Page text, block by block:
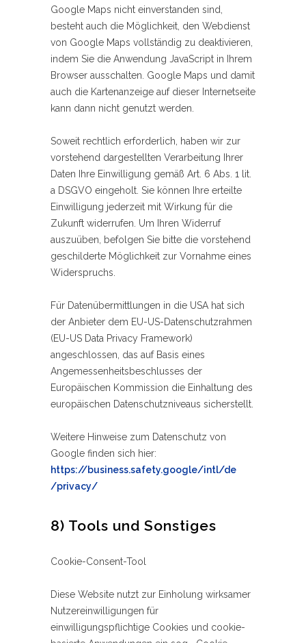
Google Maps nicht einverstanden sind,
besteht auch die Möglichkeit, den Webdienst
von Google Maps vollständig zu deaktivieren,
indem Sie die Anwendung JavaScript in Ihrem
Browser ausschalten. Google Maps und damit
auch die Kartenanzeige auf dieser Internetseite
kann dann nicht genutzt werden.
Soweit rechtlich erforderlich, haben wir zur
vorstehend dargestellten Verarbeitung Ihrer
Daten Ihre Einwilligung gemäß Art. 6 Abs. 1 lit.
a DSGVO eingeholt. Sie können Ihre erteilte
Einwilligung jederzeit mit Wirkung für die
Zukunft widerrufen. Um Ihren Widerruf
auszuüben, befolgen Sie bitte die vorstehend
geschilderte Möglichkeit zur Vornahme eines
Widerspruchs.
Für Datenübermittlungen in die USA hat sich
der Anbieter dem EU-US-Datenschutzrahmen
(EU-US Data Privacy Framework)
angeschlossen, das auf Basis eines
Angemessenheitsbeschlusses der
Europäischen Kommission die Einhaltung des
europäischen Datenschutzniveaus sicherstellt.
Weitere Hinweise zum Datenschutz von
Google finden sich hier:
https://business.safety.google/intl/de
/privacy/
8) Tools und Sonstiges
Cookie-Consent-Tool
Diese Website nutzt zur Einholung wirksamer
Nutzereinwilligungen für
einwilligungspflichtige Cookies und cookie-